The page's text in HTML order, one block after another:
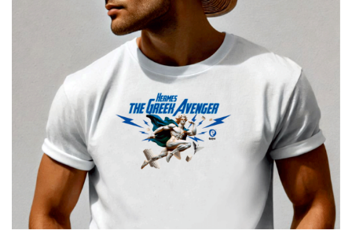
Hermes The Greek Avenger
14.00
€19.00
Price
range:
€14.00
through
€19.00